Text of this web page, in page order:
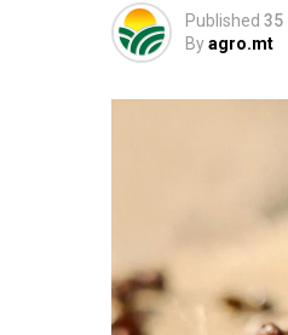
Published 35
Byagro.mt